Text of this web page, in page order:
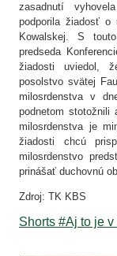
zasadnutí vyhovela
podporila žiadosť o
Kowalskej. S
predseda
žiadosti uviedol,
posolstvo svätej
milosrdenstva v
podnetom stotožnili
milosrdenstva je
žiadosti chcú
milosrdenstvo
prinášať duchovnú
Zdroj: TK KBS
Shorts #Aj to je